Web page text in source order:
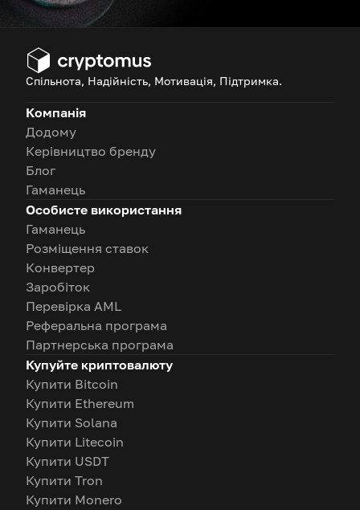
Спільнота, Надійність, Мотивація, Підтримка.
Компанія
Додому
Керівництво бренду
Блог
Гаманець
Особисте використання
Гаманець
Розміщення ставок
Конвертер
Заробіток
Перевірка AML
Реферальна програма
Партнерська програма
Купуйте криптовалюту
Купити Bitcoin
Купити Ethereum
Купити Solana
Купити Litecoin
Купити USDT
Купити Tron
Купити Monero